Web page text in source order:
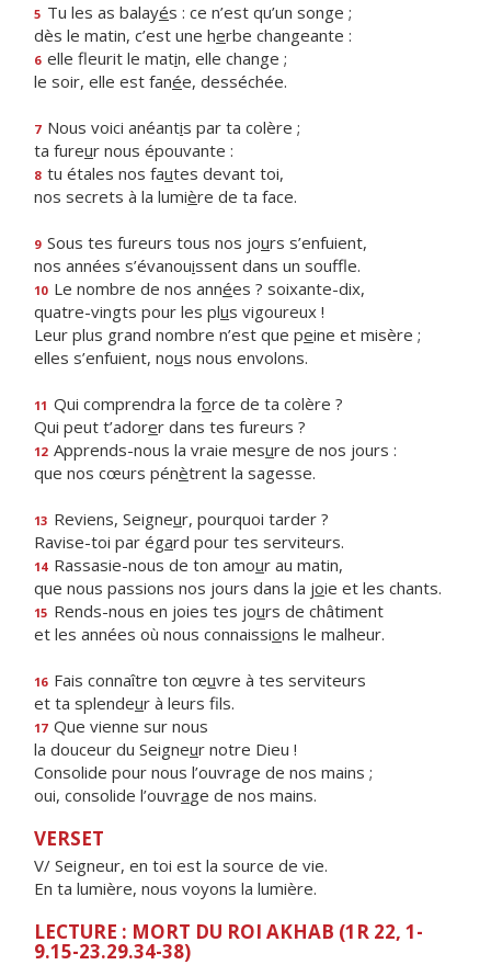
5 Tu les as balayés : ce n’est qu’un songe ;
dès le matin, c’est une herbe changeante :
6 elle fleurit le matin, elle change ;
le soir, elle est fanée, desséchée.
7 Nous voici anéantis par ta colère ;
ta fureur nous épouvante :
8 tu étales nos fautes devant toi,
nos secrets à la lumière de ta face.
9 Sous tes fureurs tous nos jours s’enfuient,
nos années s’évanouissent dans un souffle.
10 Le nombre de nos années ? soixante-dix,
quatre-vingts pour les plus vigoureux !
Leur plus grand nombre n’est que peine et misère ;
elles s’enfuient, nous nous envolons.
11 Qui comprendra la force de ta colère ?
Qui peut t’adorer dans tes fureurs ?
12 Apprends-nous la vraie mesure de nos jours :
que nos cœurs pénètrent la sagesse.
13 Reviens, Seigneur, pourquoi tarder ?
Ravise-toi par égard pour tes serviteurs.
14 Rassasie-nous de ton amour au matin,
que nous passions nos jours dans la joie et les chants.
15 Rends-nous en joies tes jours de châtiment
et les années où nous connaissions le malheur.
16 Fais connaître ton œuvre à tes serviteurs
et ta splendeur à leurs fils.
17 Que vienne sur nous
la douceur du Seigneur notre Dieu !
Consolide pour nous l’ouvrage de nos mains ;
oui, consolide l’ouvrage de nos mains.
VERSET
V/ Seigneur, en toi est la source de vie.
En ta lumière, nous voyons la lumière.
LECTURE : MORT DU ROI AKHAB (1R 22, 1-
9.15-23.29.34-38)